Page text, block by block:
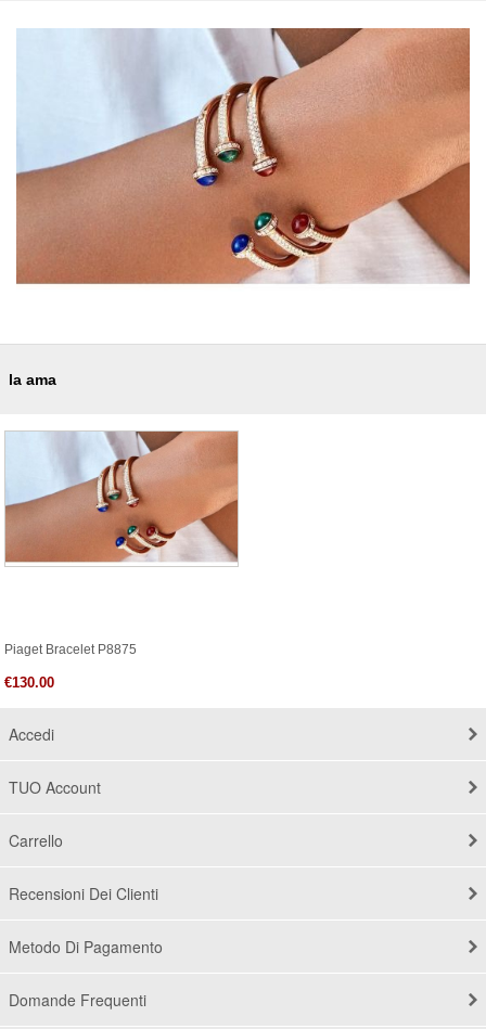
la ama
Piaget Bracelet P8875
€130.00
Accedi
TUO Account
Carrello
Recensioni Dei Clienti
Metodo Di Pagamento
Domande Frequenti